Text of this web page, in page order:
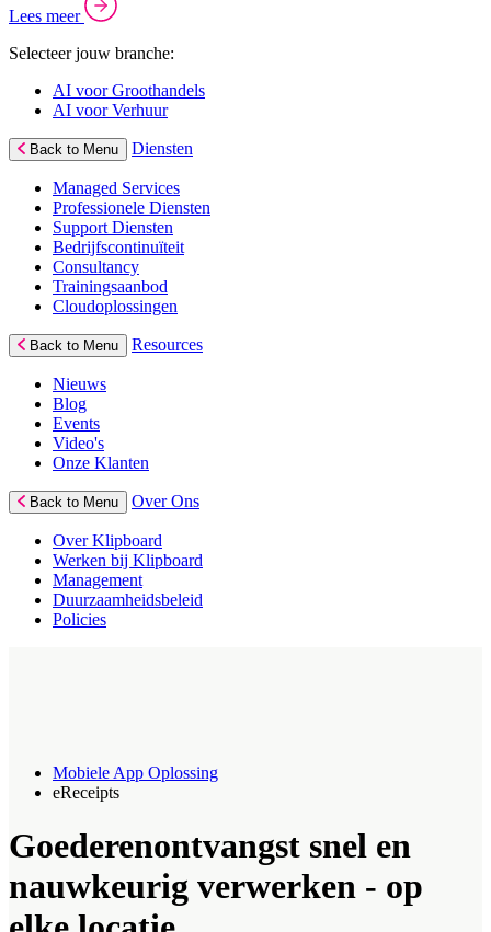
Lees meer
Selecteer jouw branche:
AI voor Groothandels
AI voor Verhuur
Back to Menu Diensten
Managed Services
Professionele Diensten
Support Diensten
Bedrijfscontinuïteit
Consultancy
Trainingsaanbod
Cloudoplossingen
Back to Menu Resources
Nieuws
Blog
Events
Video's
Onze Klanten
Back to Menu Over Ons
Over Klipboard
Werken bij Klipboard
Management
Duurzaamheidsbeleid
Policies
Mobiele App Oplossing
eReceipts
Goederenontvangst snel en
nauwkeurig verwerken - op